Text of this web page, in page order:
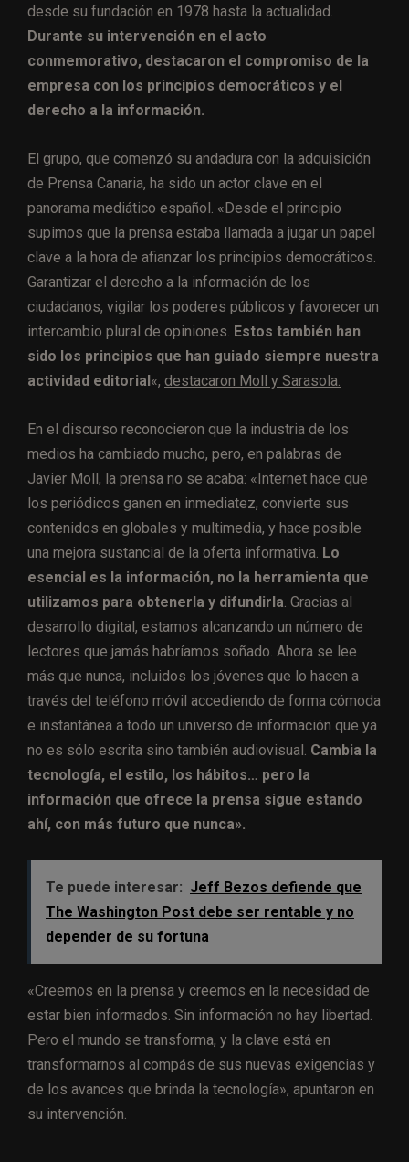
desde su fundación en 1978 hasta la actualidad.
Durante su intervención en el acto
conmemorativo, destacaron el compromiso de la
empresa con los principios democráticos y el
derecho a la información.
El grupo, que comenzó su andadura con la adquisición
de Prensa Canaria, ha sido un actor clave en el
panorama mediático español. «Desde el principio
supimos que la prensa estaba llamada a jugar un papel
clave a la hora de afianzar los principios democráticos.
Garantizar el derecho a la información de los
ciudadanos, vigilar los poderes públicos y favorecer un
intercambio plural de opiniones. Estos también han
sido los principios que han guiado siempre nuestra
actividad editorial«, destacaron Moll y Sarasola.
En el discurso reconocieron que la industria de los
medios ha cambiado mucho, pero, en palabras de
Javier Moll, la prensa no se acaba: «Internet hace que
los periódicos ganen en inmediatez, convierte sus
contenidos en globales y multimedia, y hace posible
una mejora sustancial de la oferta informativa. Lo
esencial es la información, no la herramienta que
utilizamos para obtenerla y difundirla. Gracias al
desarrollo digital, estamos alcanzando un número de
lectores que jamás habríamos soñado. Ahora se lee
más que nunca, incluidos los jóvenes que lo hacen a
través del teléfono móvil accediendo de forma cómoda
e instantánea a todo un universo de información que ya
no es sólo escrita sino también audiovisual. Cambia la
tecnología, el estilo, los hábitos… pero la
información que ofrece la prensa sigue estando
ahí, con más futuro que nunca».
Te puede interesar: Jeff Bezos defiende que
The Washington Post debe ser rentable y no
depender de su fortuna
«Creemos en la prensa y creemos en la necesidad de
estar bien informados. Sin información no hay libertad.
Pero el mundo se transforma, y la clave está en
transformarnos al compás de sus nuevas exigencias y
de los avances que brinda la tecnología», apuntaron en
su intervención.